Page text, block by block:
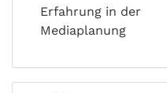
Erfahrung in der
Mediaplanung